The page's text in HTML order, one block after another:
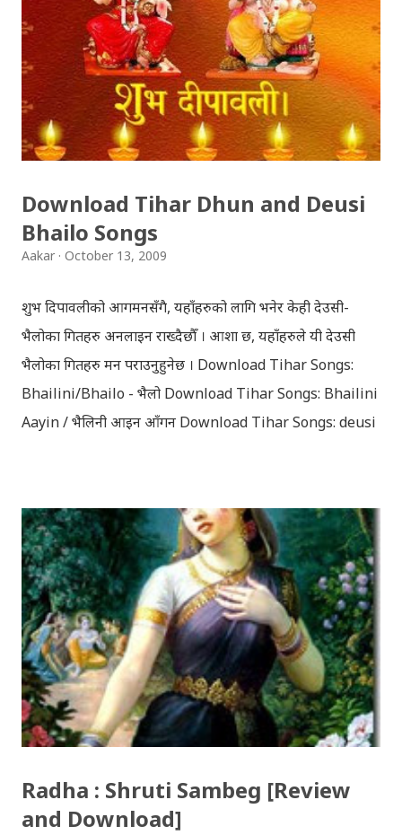
Download Tihar Dhun and Deusi
Bhailo Songs
Aakar October 13, 2009
शुभ दिपावलीको आगमनसँगै, यहाँहरुको लागि भनेर केही देउसी-
भैलोका गितहरु अनलाइन राख्दैछौँ । आशा छ, यहाँहरुले यी देउसी
भैलोका गितहरु मन पराउनुहुनेछ । Download Tihar Songs:
Bhailini/Bhailo - भैलो Download Tihar Songs: Bhailini
Aayin / भैलिनी आइन आँगन Download Tihar Songs: deusi
Songs: diyo baali sanjh ko / दियो बाली साँझ को
Download: Tihar Dhun (Deusi,Bhailo)/ तिहार धुन(देउसी
भैलो)- सुरसुधा नोट: यी अपलोड गरिएका गितसंगितहरु व्यावसायिक
प्रायोजनको लागि प्रयोग नगर्न आग्रह गर्दछौँ । इन्टरनेटमा भेटिएका
गितहरुलाई हामीले यहाँ एकै ठाउँमा सजिलोको लागि राखिदिएको मात्र
हौँ । तपाई यदि यी गित संगितको सर्जक हुनुहुन्छ र गित संगित यहाँबाट
हटाउनुपर्ने भए जानकारी गराउनुहोला । फेरी एकपटक शुभ दिपावलीको
हार्दिक मंगलमय शुभकामना व्यक्त गर्दछौँ ।
Radha : Shruti Sambeg [Review
and Download]